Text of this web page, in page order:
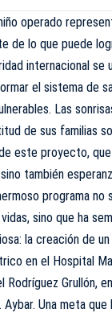
operado
de lo que puede
internacional se
el sistema de
Las
de sus familias
este proyecto,
también
programa no
sino que ha
la creación de
en el Hospital
Rodríguez Grullón,
Aybar. Una meta